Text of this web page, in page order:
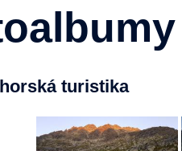
turistika